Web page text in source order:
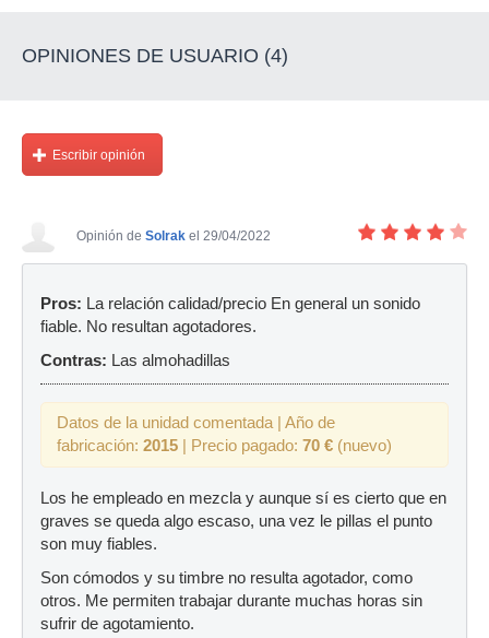
OPINIONES DE USUARIO (4)
Escribir opinión
Opinión de Solrak el 29/04/2022
Pros: La relación calidad/precio En general un sonido
fiable. No resultan agotadores.
Contras: Las almohadillas
Datos de la unidad comentada | Año de
fabricación: 2015 | Precio pagado: 70 € (nuevo)
Los he empleado en mezcla y aunque sí es cierto que en
graves se queda algo escaso, una vez le pillas el punto
son muy fiables.
Son cómodos y su timbre no resulta agotador, como
otros. Me permiten trabajar durante muchas horas sin
sufrir de agotamiento.